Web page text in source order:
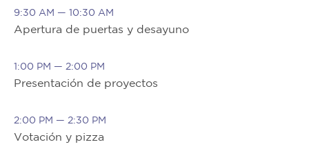
9:30 AM — 10:30 AM
Apertura de puertas y desayuno
1:00 PM — 2:00 PM
Presentación de proyectos
2:00 PM — 2:30 PM
Votación y pizza